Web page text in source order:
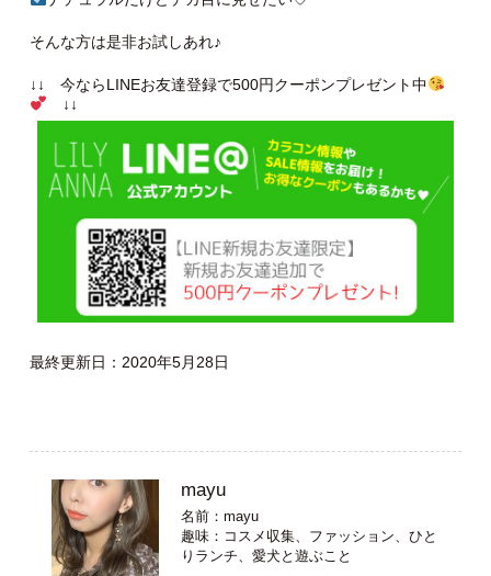
そんな方は是非お試しあれ♪
↓↓ 今ならLINEお友達登録で500円クーポンプレゼント中
↓↓
最終更新日：2020年5月28日
mayu
名前：mayu
趣味：コスメ収集、ファッション、ひと
りランチ、愛犬と遊ぶこと